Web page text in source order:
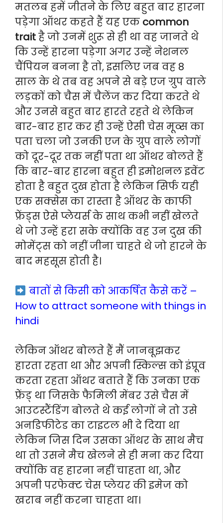
मतलब हमें जीतने के लिए बहुत बार हारना
पड़ेगा ऑथर कहते हैं यह एक common
traitहै जो उनमें शुरू से ही था वह जानते थे
कि उन्हें हारना पड़ेगा अगर उन्हें नेशनल
चैंपियन बनना है तो, इसलिए जब वह 8
साल के थे तब वह अपने से बड़े एज ग्रुप वाले
लड़कों को चैस में चैलेंज कर दिया करते थे
और उनसे बहुत बार हारते रहते थे लेकिन
बार-बार हार कर ही उन्हें ऐसी चेस मूव्स का
पता चला जो उनकी एज के ग्रुप वाले लोगों
को दूर-दूर तक नहीं पता था ऑथर बोलते हैं
कि बार-बार हारना बहुत ही इमोशनल इवेंट
होता है बहुत दुख होता है लेकिन सिर्फ यही
एक सक्सेस का रास्ता है ऑथर के काफी
फ्रेंड्स ऐसे प्लेयर्स के साथ कभी नहीं खेलते
थे जो उन्हें हरा सके क्योंकि वह उन दुख की
मोमेंट्स को नहीं जीना चाहते थे जो हारने के
बाद महसूस होती है।
बातों से किसी को आकर्षित कैसे करें –
How to attract someone with things in
hindi
लेकिन ऑथर बोलते हैं मैं जानबूझकर
हारता रहता था और अपनी स्किल्स को इंप्रूव
करता रहता ऑथर बताते हैं कि उनका एक
फ्रेंड् था जिसके फैमिली मेंबर उसे चैस में
आउटस्टैंडिंग बोलते थे कई लोगों ने तो उसे
अनडिफीटेड का टाइटल भी दे दिया था
लेकिन जिस दिन उसका ऑथर के साथ मैच
था तो उसने मैच खेलने से ही मना कर दिया
क्योंकि वह हारना नहीं चाहता था, और
अपनी परफेक्ट चेस प्लेयर की इमेज को
खराब नहीं करना चाहता था।